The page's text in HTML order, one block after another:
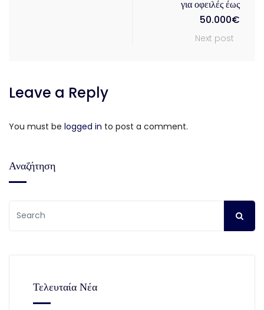
για οφειλές έως
50.000€
Next post
Leave a Reply
You must be logged in to post a comment.
Αναζήτηση
Τελευταία Νέα